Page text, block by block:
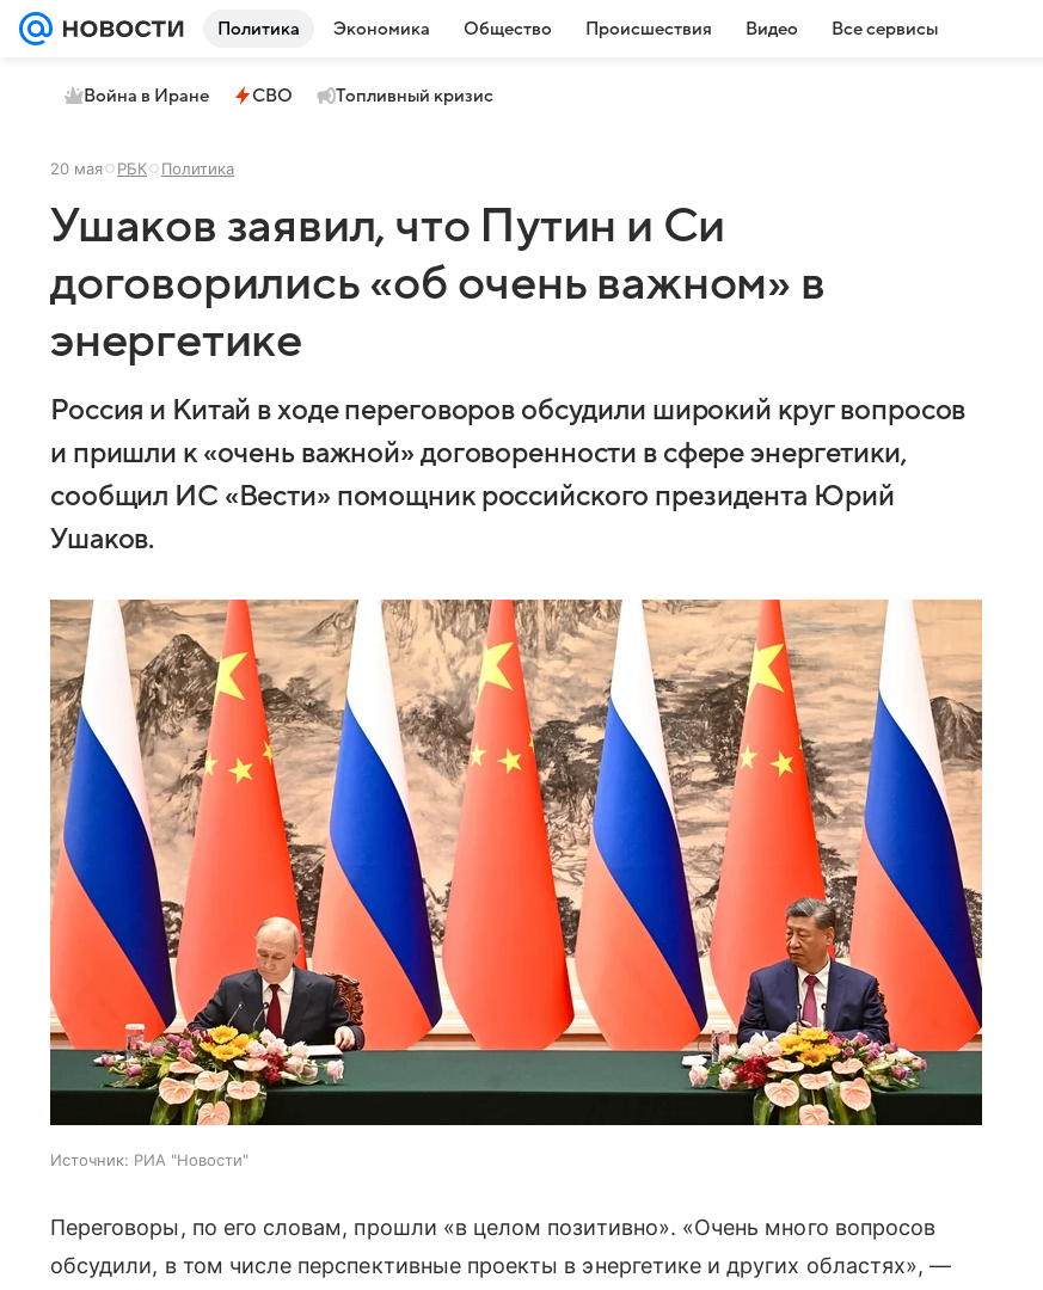
Политика Экономика Общество Происшествия Видео Все сервисы
Война в Иране СВО Топливный кризис
20 мая РБК Политика
Ушаков заявил, что Путин и Си
договорились «об очень важном» в
энергетике
Россия и Китай в ходе переговоров обсудили широкий круг вопросов
и пришли к «очень важной» договоренности в сфере энергетики,
сообщил ИС «Вести» помощник российского президента Юрий
Ушаков.
Источник: РИА "Новости"
Переговоры, по его словам, прошли «в целом позитивно». «Очень много вопросов
обсудили, в том числе перспективные проекты в энергетике и других областях», —